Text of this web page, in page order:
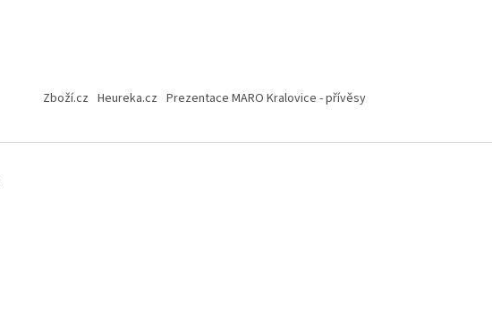
Zboží.cz Heureka.cz Prezentace MARO Kralovice - přívěsy